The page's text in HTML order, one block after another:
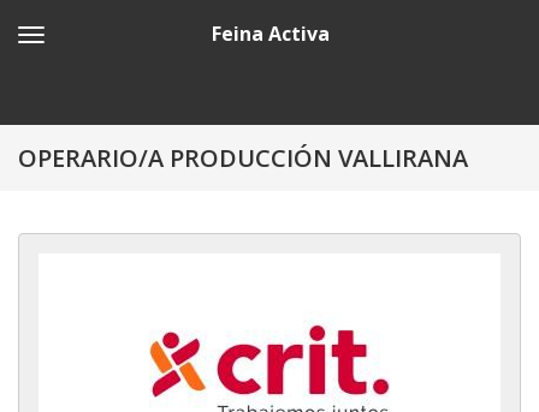
Feina Activa
OPERARIO/A PRODUCCIÓN VALLIRANA